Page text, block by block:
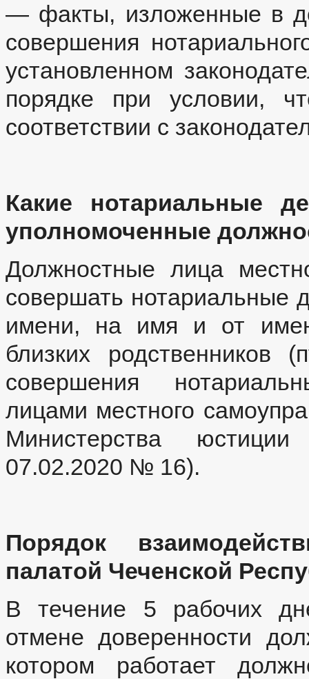
— факты, изложенные в
совершения
установленном
порядке при условии,
соответствии с
Какие нотариальные
уполномоченные
Должностные лица
совершать нотариальные
имени, на имя и от
близких родственников
совершения
лицами местного
Министерства
07.02.2020 № 16).
Порядок
палатой Чеченской
В течение 5 рабочих
отмене доверенности
котором работает